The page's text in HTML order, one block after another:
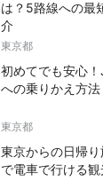
は？5路線への最
介
東京都
初めてでも安心
への乗りかえ方法
東京都
東京からの日帰
で電車で行ける観